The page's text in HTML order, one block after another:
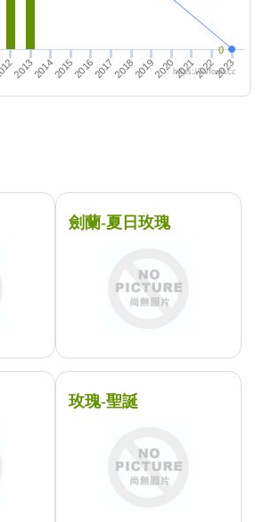
20132014201520162017201820192020202120222023
0
https://twfood.cc
劍蘭-夏日玫瑰
玫瑰-聖誕